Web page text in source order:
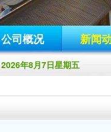
公司概况 新闻
2026年8月7日星期五